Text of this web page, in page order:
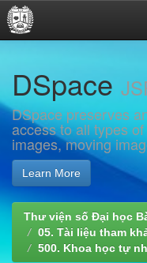
navigation
DSpace
DSpace preserves
access to all types
images, moving
Learn More
Thư viện số Đại học
05. Tài liệu tham
500. Khoa học tự